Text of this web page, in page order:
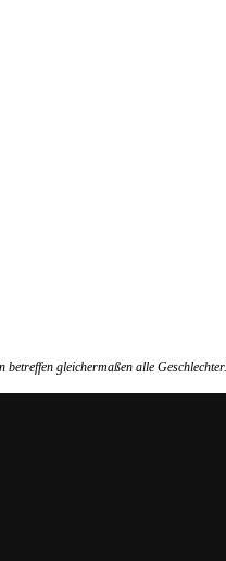
gleichermaßen alle Geschlechter.